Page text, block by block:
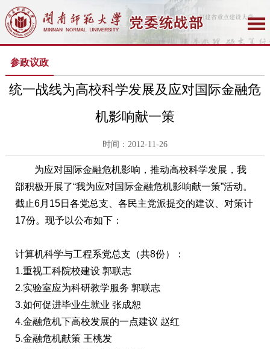
参政议政
统一战线为高校科学发展及应对国际金融危
机影响献一策
时间：2012-11-26
为应对国际金融危机影响，推动高校科学发展，我
部积极开展了“我为应对国际金融危机影响献一策”活动。
截止6月15日各党总支、各民主党派提交的建议、对策计
17份。现予以公布如下：
计算机科学与工程系党总支（共8份）：
1.重视工科院校建设 郭联志
2.实验室应为科研教学服务 郭联志
3.如何促进毕业生就业 张成恕
4.金融危机下高校发展的一点建议 赵红
5.金融危机献策 王桃发